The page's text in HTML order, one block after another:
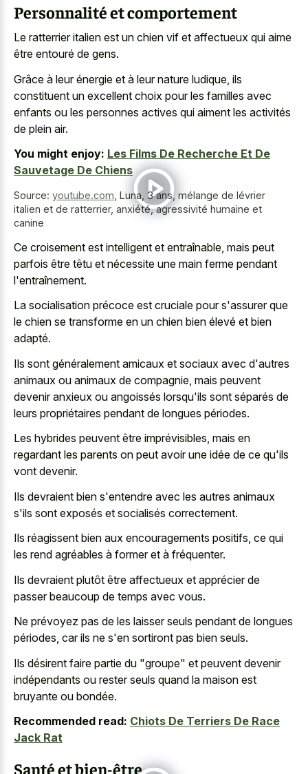
Personnalité et comportement
Le ratterrier italien est un chien vif et affectueux qui aime
être entouré de gens.
Grâce à leur énergie et à leur nature ludique, ils
constituent un excellent choix pour les familles avec
enfants ou les personnes actives qui aiment les activités
de plein air.
You might enjoy: Les Films De Recherche Et De
Sauvetage De Chiens
Source: youtube.com, Luna, 3 ans, mélange de lévrier
italien et de ratterrier, anxiété, agressivité humaine et
canine
Ce croisement est intelligent et entraînable, mais peut
parfois être têtu et nécessite une main ferme pendant
l'entraînement.
La socialisation précoce est cruciale pour s'assurer que
le chien se transforme en un chien bien élevé et bien
adapté.
Ils sont généralement amicaux et sociaux avec d'autres
animaux ou animaux de compagnie, mais peuvent
devenir anxieux ou angoissés lorsqu'ils sont séparés de
leurs propriétaires pendant de longues périodes.
Les hybrides peuvent être imprévisibles, mais en
regardant les parents on peut avoir une idée de ce qu'ils
vont devenir.
Ils devraient bien s'entendre avec les autres animaux
s'ils sont exposés et socialisés correctement.
Ils réagissent bien aux encouragements positifs, ce qui
les rend agréables à former et à fréquenter.
Ils devraient plutôt être affectueux et apprécier de
passer beaucoup de temps avec vous.
Ne prévoyez pas de les laisser seuls pendant de longues
périodes, car ils ne s'en sortiront pas bien seuls.
Ils désirent faire partie du "groupe" et peuvent devenir
indépendants ou rester seuls quand la maison est
bruyante ou bondée.
Recommended read: Chiots De Terriers De Race
Jack Rat
Santé et bien-être